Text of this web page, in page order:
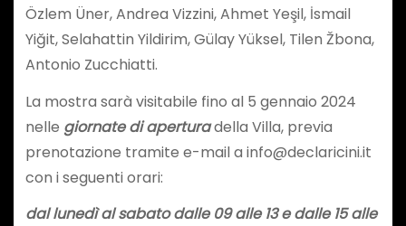
Özlem Üner, Andrea Vizzini, Ahmet Yeşil, İsmail
Yiğit, Selahattin Yildirim, Gülay Yüksel, Tilen Žbona,
Antonio Zucchiatti.
La mostra sarà visitabile fino al 5 gennaio 2024
nelle giornate di aperturadella Villa, previa
prenotazione tramite e-mail a info@declaricini.it
con i seguenti orari:
dal lunedì al sabato dalle 09 alle 13 e dalle 15 alle